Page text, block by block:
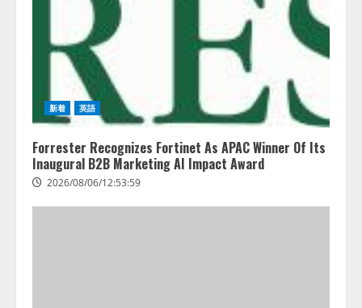
新着 英語
Forrester Recognizes Fortinet As APAC Winner Of Its
Inaugural B2B Marketing AI Impact Award
2026/08/06/12:53:59